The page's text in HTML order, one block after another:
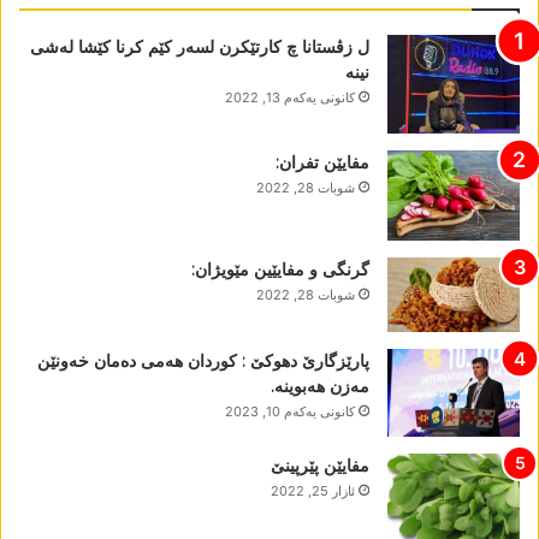
ل زڤستانا چ کارتێکرن لسەر کێم کرنا کێشا لەشی
نینە
كانونی یه‌كه‌م 13, 2022
مفایێن تفران:
شوبات 28, 2022
گرنگی و مفایێین مێویژان:
شوبات 28, 2022
پارێزگارێ دھوکێ : کوردان ھەمی دەمان خەونێن
مەزن ھەبوینە.
كانونی یه‌كه‌م 10, 2023
مفایێن پێرپینێ
ئازار 25, 2022